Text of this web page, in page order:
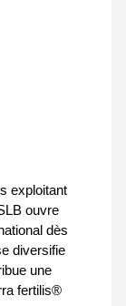
exploitant
ouvre
dès
diversifie
une
fertilis®